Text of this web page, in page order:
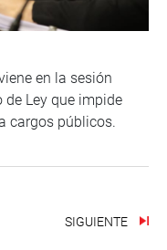
en la sesión
de Ley que impide
cargos públicos.
SIGUIENTE